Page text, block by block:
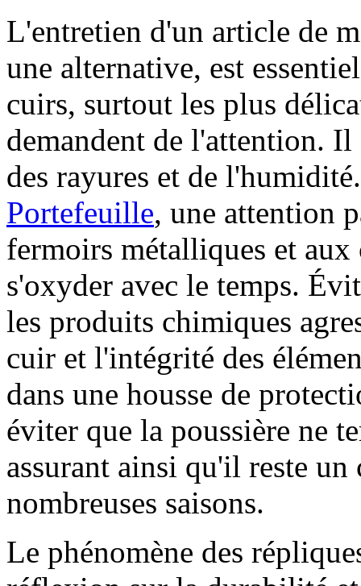
L'entretien d'un article de
une alternative, est
cuirs, surtout les plus
demandent de l'attention. Il
des rayures et de
Portefeuille, une attention
fermoirs métalliques et
s'oxyder avec le temps.
les produits chimiques
cuir et l'intégrité des
dans une housse de
éviter que la poussière ne
assurant ainsi qu'il reste
nombreuses saisons.
Le phénomène des